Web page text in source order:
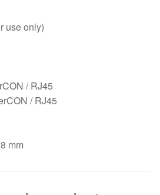
use only)
/ RJ45
/ RJ45
mm